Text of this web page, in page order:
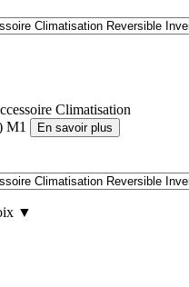
Climatisation
M1
En savoir plus
▼